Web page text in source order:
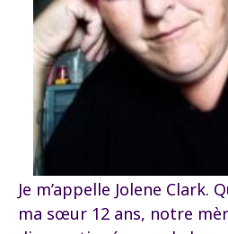
Je m’appelle Jolene Clark.
ma sœur 12 ans, notre